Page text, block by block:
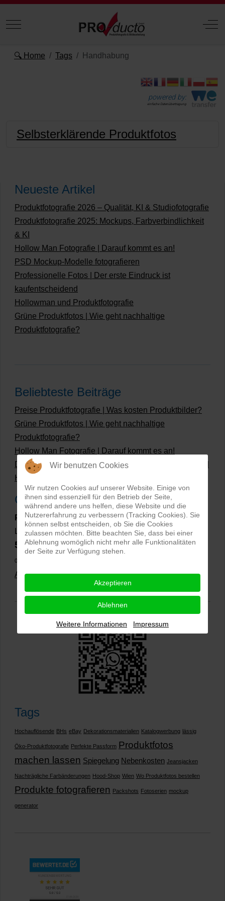
Mobile Menu Toggle Off-
🔍 Home Tags Handhabung
powered by:
einfache Datenübertragung
Selbsterklärende Produktfotos
Neueste Artikel
Produktfotografie 2026 – Qualität, KI & Studiofotografie
Produktfotografie 2025: Mockups, Farbverbindlichkeit
& KI
Hollow Man Fotografie | Darauf kommt es an!
PSD Mockup-Modelle fotografieren
Professionelle Fotos | Der erste Eindruck ist
kaufentscheidend
Hollowman und Produktfotografie
Grüne Produktfotos | Wie geht nachhaltige
Produktfotografie?
Beliebteste Beiträge
Preise Produktfotografie | Was kosten Produktbilder?
Grüne Produktfotos | Wie geht nachhaltige
Produktfotografie?
Hollow Man Fotografie | Darauf kommt es an!
Dateiformate und Bilder mit transparentem Hintergrund
Hollowman und Produktfotografie
Google Rezensionen
PRO-ducto GmbH, Fotografie und Bildbearbeitung in
Lichtenau
5,0⭐⭐⭐⭐⭐ bei144 Google-Rezensionen (Stand
02.01.2026)
Alle Rezensionen ansehen|Bewertung abgeben
Tags
Hochauflösende BHs eBay Dekorationsmaterialien Katalogwerbung lässig
Öko-Produktfotografie Perfekte Passform Produktfotos
machen lassen Spiegelung Nebenkosten Jeansjacken
Nachträgliche Farbänderungen Hood-Shop Wien Wo Produktfotos bestellen
Produkte fotografieren Packshots Fotoserien mockup
generator
Wir benutzen Cookies
Wir nutzen Cookies auf unserer Website. Einige von
ihnen sind essenziell für den Betrieb der Seite,
während andere uns helfen, diese Website und die
Nutzererfahrung zu verbessern (Tracking Cookies). Sie
können selbst entscheiden, ob Sie die Cookies
zulassen möchten. Bitte beachten Sie, dass bei einer
Ablehnung womöglich nicht mehr alle Funktionalitäten
der Seite zur Verfügung stehen.
Akzeptieren
Ablehnen
Weitere Informationen Impressum